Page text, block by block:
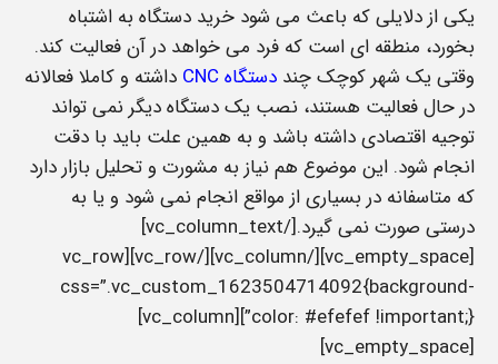
یکی از دلایلی که باعث می شود خرید دستگاه به اشتباه
بخورد، منطقه ای است که فرد می خواهد در آن فعالیت کند.
وقتی یک شهر کوچک چند دستگاه CNC
داشته و کاملا فعالانه
در حال فعالیت هستند، نصب یک دستگاه دیگر نمی تواند
توجیه اقتصادی داشته باشد و به همین علت باید با دقت
انجام شود. این موضوع هم نیاز به مشورت و تحلیل بازار دارد
که متاسفانه در بسیاری از مواقع انجام نمی شود و یا به
درستی صورت نمی گیرد.[/vc_column_text]
[vc_empty_space][/vc_column][/vc_row][vc_row
css=”.vc_custom_1623504714092{background-
color: #efefef !important;}”][vc_column]
[vc_empty_space]